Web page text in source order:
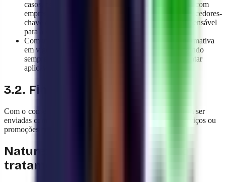
casos, as informações pessoais podem ser partilhadas com
empresas nacionais ou internacionais, tais como fornecedores-
chave ou parceiros estratégicos, quando tal for indispensável
para a correta prestação dos serviços.
Comunicar os dados a entidades públicas se uma normativa
em vigor ou um mandato legal assim o exigirem, agindo
sempre em estrito cumprimento do quadro regulamentar
aplicável.
3.2. Finalidades acessórias
Com o consentimento prévio e expresso do usuário, podem ser
enviadas comunicações publicitárias informando sobre serviços ou
promoções que possam ser do seu interesse.
Natureza e obrigatoriedade do
tratamento de dados